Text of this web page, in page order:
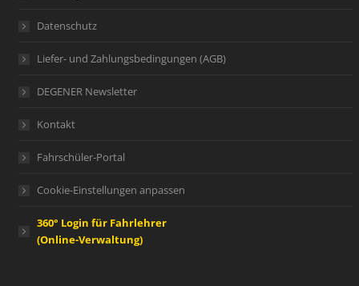
Datenschutz
Liefer- und Zahlungsbedingungen (AGB)
DEGENER Newsletter
Kontakt
Fahrschüler-Portal
Cookie-Einstellungen anpassen
360° Login für Fahrlehrer
(Online-Verwaltung)